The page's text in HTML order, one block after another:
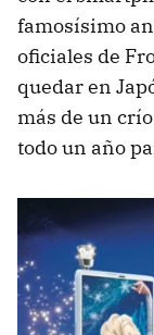
famosísimo
oficiales de
quedar en
más de un
todo un año